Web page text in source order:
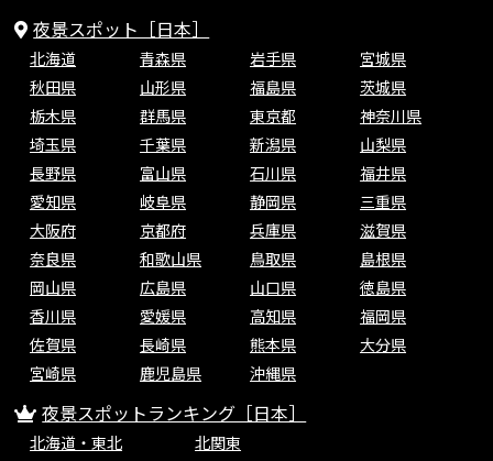
夜景スポット［日本］
北海道 青森県 岩手県
宮城県
秋田県
山形県 福島県
茨城県
栃木県
群馬県 東京都
神奈川県
埼玉県
千葉県 新潟県
山梨県
長野県
富山県 石川県
福井県
愛知県
岐阜県 静岡県
三重県
大阪府
京都府 兵庫県
滋賀県
奈良県
和歌山県 鳥取県
島根県
岡山県
広島県 山口県
徳島県
香川県
愛媛県 高知県
福岡県
佐賀県
長崎県 熊本県
大分県
宮崎県
鹿児島県 沖縄県
夜景スポットランキング［日本］
北海道・東北
北関東